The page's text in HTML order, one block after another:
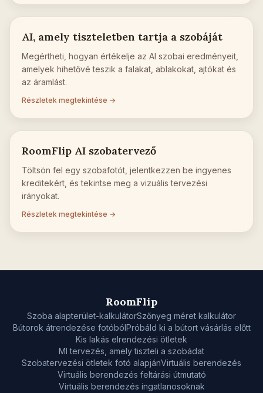
AI, amely tiszteletben tartja a szobáját
Megértheti, hogyan értékelje az AI szobai eredményeit,
amelyek hihetővé teszik a falakat, ablakokat, ajtókat és
az áramlást.
Részletek megtekintése →
RoomFlip AI szobatervező
Töltsön fel egy szobafotót, jelentkezzen be ingyenes
kreditekért, és tekintse meg a vizuális tervezési
irányokat.
Részletek megtekintése →
RoomFlip
Szoba alapterület-kalkulátorSzőnyeg méret kalkulátor
Bútorok átrendezése fotóbólPróbáld ki a bútort vásárlás előtt
Kis lakás elrendezési ötletek
MI tervezés, amely tiszteli a szobádat
Szobatervezési ötletek fotó alapjánVirtuális berendezés
Virtuális berendezés feltárási útmutató
Virtuális berendezés ingatlanosoknak